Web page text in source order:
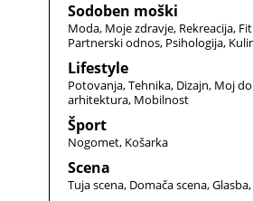
Sodoben moški
Moda Moje zdravje Rekreacija
Partnerski odnos Psihologija
Lifestyle
Potovanja Tehnika Dizajn Moj
arhitektura Mobilnost
Šport
Nogomet Košarka
Scena
Tuja scena Domača scena Glasba